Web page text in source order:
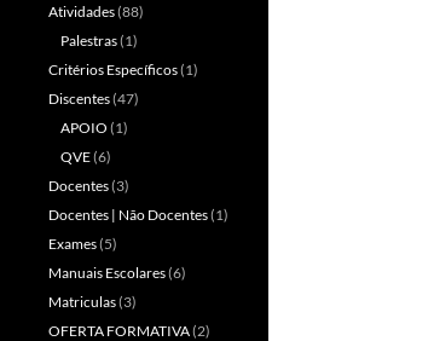
Atividades(88)
Palestras(1)
Critérios Específicos(1)
Discentes(47)
APOIO (1)
QVE(6)
Docentes(3)
Docentes | Não Docentes(1)
Exames(5)
Manuais Escolares(6)
Matriculas(3)
OFERTA FORMATIVA(2)